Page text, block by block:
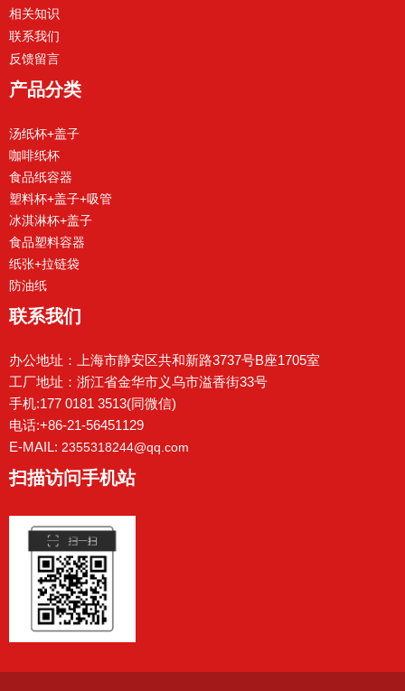
相关知识
联系我们
反馈留言
产品分类
汤纸杯+盖子
咖啡纸杯
食品纸容器
塑料杯+盖子+吸管
冰淇淋杯+盖子
食品塑料容器
纸张+拉链袋
防油纸
联系我们
办公地址：上海市静安区共和新路3737号B座1705室
工厂地址：浙江省金华市义乌市溢香街33号
手机:177 0181 3513(同微信)
电话:+86-21-56451129
E-MAIL: 2355318244@qq.com
扫描访问手机站